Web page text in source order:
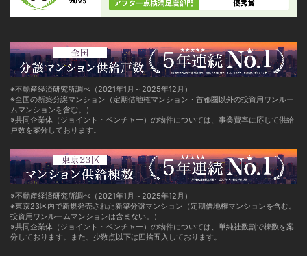
※不動産経済研究所調べ（2021年1月～2025年12月）
※全国の新築分譲マンション（定期借地権マンション・首都圏以外の投資用ワンルー
ムマンションを含む。）
※共同企業体（ジョイント・ベンチャー）の物件については、事業費率に応じて供給
戸数を案分しております。
※不動産経済研究所調べ（2021年1月～2025年12月）
※東京23区内で新規発売された新築分譲マンション（定期借地権マンションを含む。
投資用ワンルームマンションは含まない。）
※共同企業体（ジョイント・ベンチャー）の物件については、単純社数割で棟数を案
分しております。また、少数点以下は四捨五入しております。